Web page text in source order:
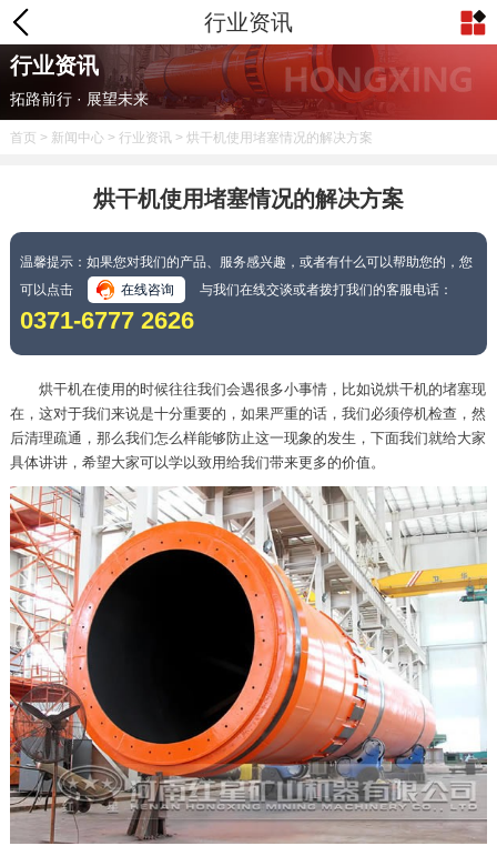
行业资讯
行业资讯
拓路前行 · 展望未来
首页 > 新闻中心> 行业资讯> 烘干机使用堵塞情况的解决方案
烘干机使用堵塞情况的解决方案
温馨提示：如果您对我们的产品、服务感兴趣，或者有什么可以帮助您的，您
可以点击
在线咨询 与我们在线交谈或者拨打我们的客服电话：
0371-6777 2626
烘干机在使用的时候往往我们会遇很多小事情，比如说烘干机的堵塞现
在，这对于我们来说是十分重要的，如果严重的话，我们必须停机检查，然
后清理疏通，那么我们怎么样能够防止这一现象的发生，下面我们就给大家
具体讲讲，希望大家可以学以致用给我们带来更多的价值。